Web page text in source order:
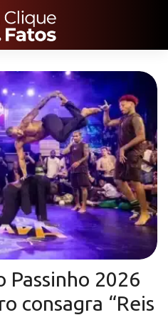
Passinho 2026
consagra “Reis